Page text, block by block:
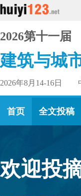
2026第十一届
建筑与城
2026年8月14-16日
首页 全文投稿
欢迎投